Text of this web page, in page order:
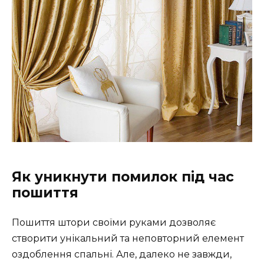
Як уникнути помилок під час
пошиття
Пошиття штори своїми руками дозволяє
створити унікальний та неповторний елемент
оздоблення спальні. Але, далеко не завжди,